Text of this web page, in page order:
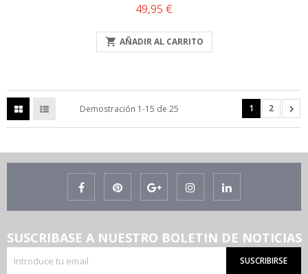
Precio
49,95 €
 AÑADIR AL CARRITO
Demostración 1-15 de 25 1 2 
SUSCRIBASE A NUESTRO BOLETIN DE NOTICIAS
SUSCRIBIRSE